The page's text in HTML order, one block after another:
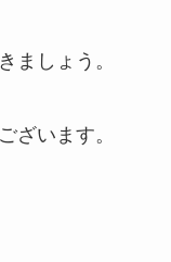
ましょう。
ざいます。